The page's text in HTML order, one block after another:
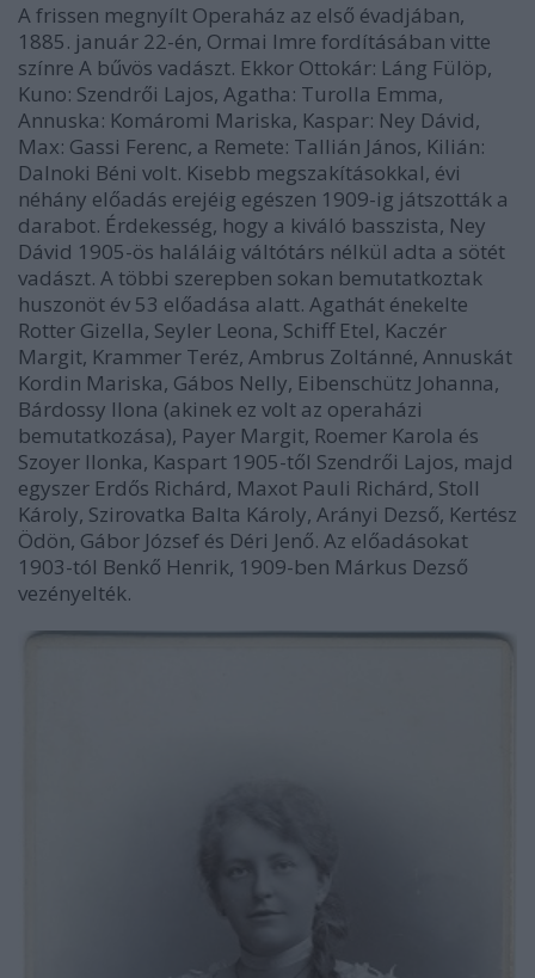
A frissen megnyílt Operaház az első évadjában,
1885. január 22-én, Ormai Imre fordításában vitte
színre A bűvös vadászt. Ekkor Ottokár: Láng Fülöp,
Kuno: Szendrői Lajos, Agatha: Turolla Emma,
Annuska: Komáromi Mariska, Kaspar: Ney Dávid,
Max: Gassi Ferenc, a Remete: Tallián János, Kilián:
Dalnoki Béni volt. Kisebb megszakításokkal, évi
néhány előadás erejéig egészen 1909-ig játszották a
darabot. Érdekesség, hogy a kiváló basszista, Ney
Dávid 1905-ös haláláig váltótárs nélkül adta a sötét
vadászt. A többi szerepben sokan bemutatkoztak
huszonöt év 53 előadása alatt. Agathát énekelte
Rotter Gizella, Seyler Leona, Schiff Etel, Kaczér
Margit, Krammer Teréz, Ambrus Zoltánné, Annuskát
Kordin Mariska, Gábos Nelly, Eibenschütz Johanna,
Bárdossy Ilona (akinek ez volt az operaházi
bemutatkozása), Payer Margit, Roemer Karola és
Szoyer Ilonka, Kaspart 1905-től Szendrői Lajos, majd
egyszer Erdős Richárd, Maxot Pauli Richárd, Stoll
Károly, Szirovatka Balta Károly, Arányi Dezső, Kertész
Ödön, Gábor József és Déri Jenő. Az előadásokat
1903-tól Benkő Henrik, 1909-ben Márkus Dezső
vezényelték.